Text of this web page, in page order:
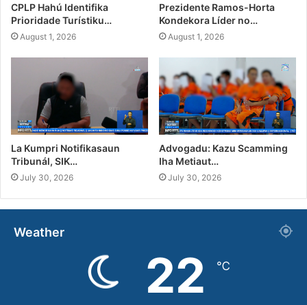
CPLP Hahú Identifika
Prioridade Turístiku…
August 1, 2026
Prezidente Ramos-Horta
Kondekora Líder no…
August 1, 2026
La Kumpri Notifikasaun
Tribunál, SIK…
July 30, 2026
Advogadu: Kazu Scamming
Iha Metiaut…
July 30, 2026
Weather
22 ℃